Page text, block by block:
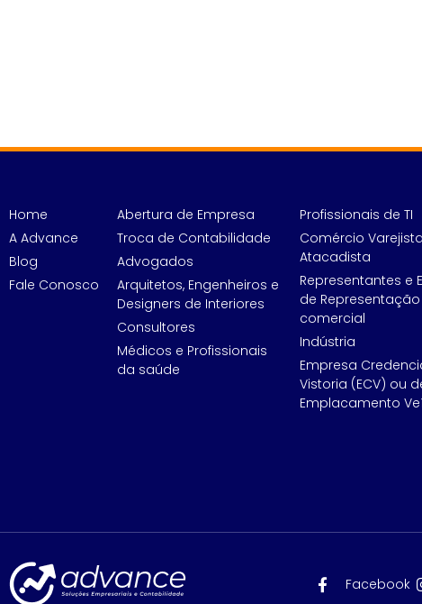
Home
A Advance
Blog
Fale Conosco
Abertura de Empresa
Troca de Contabilidade
Advogados
Arquitetos, Engenheiros e
Designers de Interiores
Consultores
Médicos e Profissionais
da saúde
Profissionais de TI
Comércio
Atacadista
Representantes e
de Representação
comercial
Indústria
Empresa
Vistoria (ECV) ou
Emplacamento
Facebook